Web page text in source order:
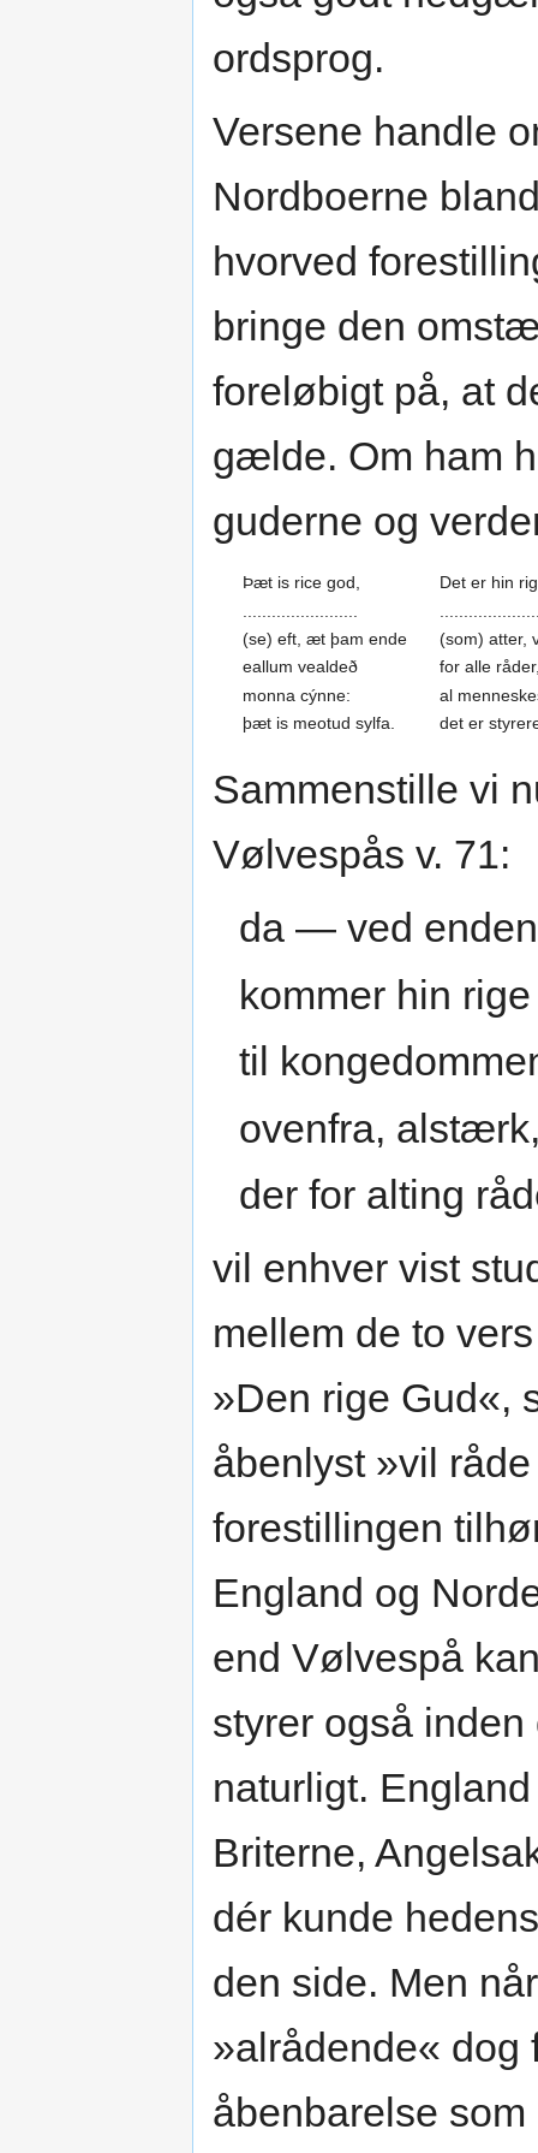
ordsprog.
Versene handle
Nordboerne
hvorved
bringe den
foreløbigt på, at
gælde. Om ham
guderne og
Þæt is rice god,
(se) eft, æt þam ende
eallum vealdeð
monna cýnne:
þæt is meotud sylfa.
Det er hin
(som) atter,
for alle
al
det er
Sammenstille vi
Vølvespås v. 71:
da — ved
kommer hin rige
til
ovenfra,
der for alting
vil enhver vist
mellem de to
»Den rige Gud«,
åbenlyst »vil
forestillingen
England og
end Vølvespå
styrer også
naturligt.
Briterne,
dér kunde
den side. Men
»alrådende« dog
åbenbarelse